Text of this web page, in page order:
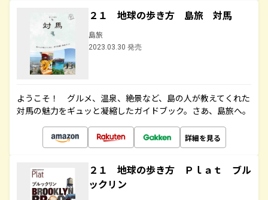
２１ 地球の歩き方 島旅 対馬
島旅
2023.03.30 発売
ようこそ！ グルメ、温泉、絶景など、島の人が教えてくれた
対馬の魅力をギュッと凝縮したガイドブック。さあ、島旅へ。
詳細を見る
２１ 地球の歩き方 Ｐｌａｔ ブル
ックリン